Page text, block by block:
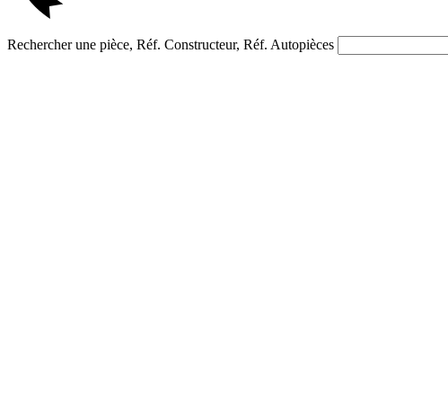
Rechercher une pièce, Réf. Constructeur, Réf. Autopièces